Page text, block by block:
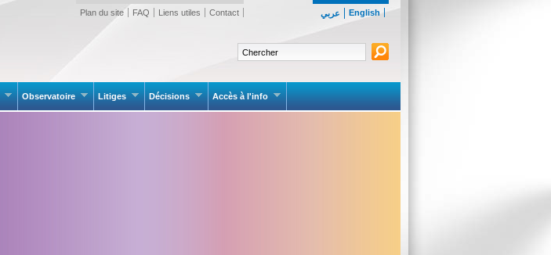
عربي English
Contact
Liens utiles
FAQ
Plan du site
Observatoire Litiges Décisions Accès à l'info